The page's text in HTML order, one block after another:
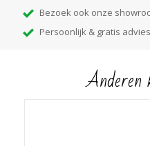
Bezoek ook onze
Persoonlijk & gratis
Anderen